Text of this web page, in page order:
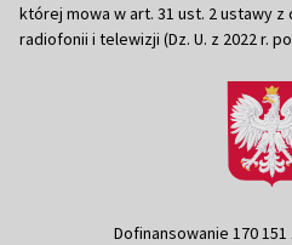
której mowa w art. 31 ust. 2 ustawy z
radiofonii i telewizji (Dz. U. z 2022 r.
Dofinansowanie 170 151